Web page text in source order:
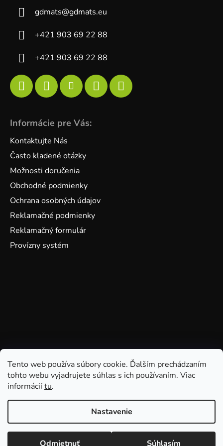
Tento web používa súbory cookie. Ďalším prechádzaním
tohto webu vyjadrujete súhlas s ich používaním. Viac
informáciítu.
Nastavenie
Odmietnuť Súhlasím
gdmats@gdmats.eu
+421 903 69 22 88
+421 903 69 22 88
Informácie pre Vás:
Kontaktujte Nás
Často kladené otázky
Možnosti doručenia
Obchodné podmienky
Ochrana osobných údajov
Reklamačné podmienky
Reklamačný formulár
Provízny systém